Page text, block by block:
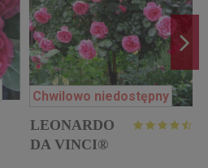
Chwilowo niedostępny
LEONARDO
DA VINCI®